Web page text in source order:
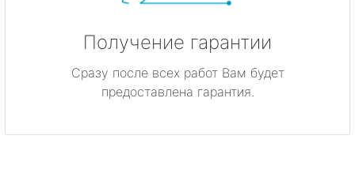
Получение гарантии
Сразу после всех работ Вам будет
предоставлена гарантия.